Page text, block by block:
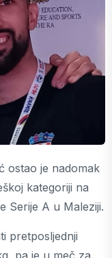
ostao je nadomak
kategoriji na
Serije A u Maleziji.
pretposljednji
pa je u meč za